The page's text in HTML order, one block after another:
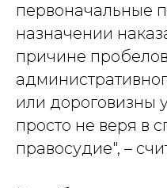
первоначальные
назначении
причине
или дороговизны
просто не веря в
правосудие", –